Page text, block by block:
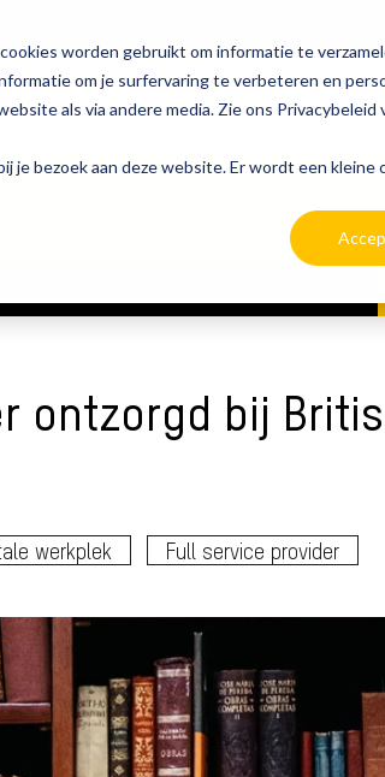
worden gebruikt om informatie te
om je surfervaring te verbeteren en
als via andere media. Zie ons
je bezoek aan deze website. Er wordt een
Klanten Expertise Pakketten
ontzorgd bij
werkplek Full service provider